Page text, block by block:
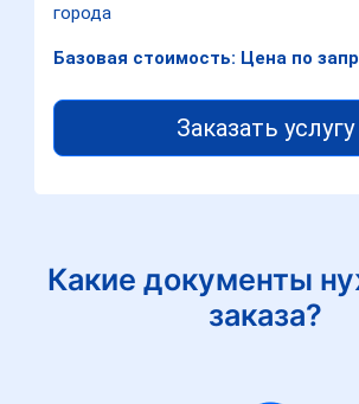
города
Базовая стоимость: Цена по
Заказать услугу
Какие документы
заказа?